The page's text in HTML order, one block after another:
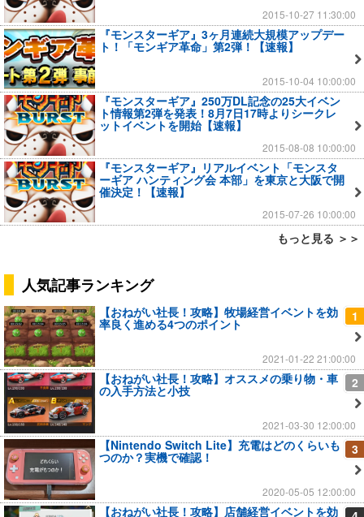
2015-10-27 11:30:00
『モンスターギア』3ヶ月連続大規模アップデー
ト！「モンギア革命」第2弾！【速報】
2015-10-04 10:00:00
『モンスターギア』250万DL記念の25大イベン
ト情報第2弾を発表！8月7日17時よりシークレ
ットイベントを開始【速報】
2015-08-08 10:00:00
『モンスターギア』リアルイベント「モンスタ
ーギア ハンティング会 本部」を東京と大阪で開
催決定！【速報】
2015-07-26 10:00:00
もっと見る ＞＞
人気記事ランキング
1
【おねがい社長！攻略】牧場経営イベントを効
率良く進める4つのポイント
2021-01-22 21:00:00
2
【おねがい社長！攻略】オススメの乗り物・車
の入手方法と小技
2021-03-30 12:00:00
3
【Nintendo Switch Lite】充電はどのくらいも
つのか？実機で確認！
2020-05-05 12:00:00
【おねがい社長！攻略】店舗経営イベントを効